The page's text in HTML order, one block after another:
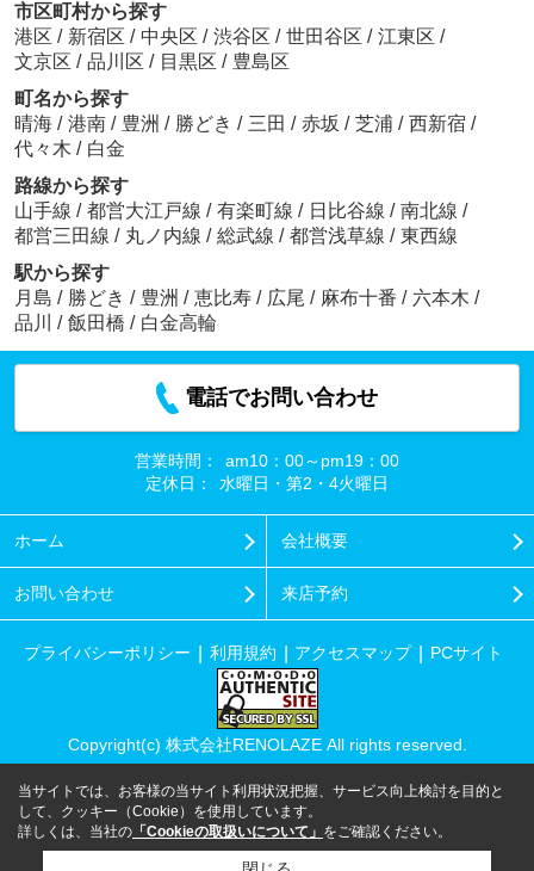
市区町村から探す
港区 / 新宿区 / 中央区 / 渋谷区 / 世田谷区 / 江東区 /
文京区 / 品川区 / 目黒区 / 豊島区
町名から探す
晴海 / 港南 / 豊洲 / 勝どき / 三田 / 赤坂 / 芝浦 / 西新宿 /
代々木 / 白金
路線から探す
山手線 / 都営大江戸線 / 有楽町線 / 日比谷線 / 南北線 /
都営三田線 / 丸ノ内線 / 総武線 / 都営浅草線 / 東西線
駅から探す
月島 / 勝どき / 豊洲 / 恵比寿 / 広尾 / 麻布十番 / 六本木 /
品川
/ 飯田橋 / 白金高輪
電話でお問い合わせ
営業時間：
am10：00～pm19：00
定休日：
水曜日・第2・4火曜日
ホーム 会社概要
お問い合わせ 来店予約
プライバシーポリシー 利用規約 アクセスマップ PCサイト
Copyright(c) 株式会社RENOLAZE All rights reserved.
当サイトでは、お客様の当サイト利用状況把握、サービス向上検討を目的と
して、クッキー（Cookie）を使用しています。
詳しくは、当社の 「Cookieの取扱いについて」 をご確認ください。